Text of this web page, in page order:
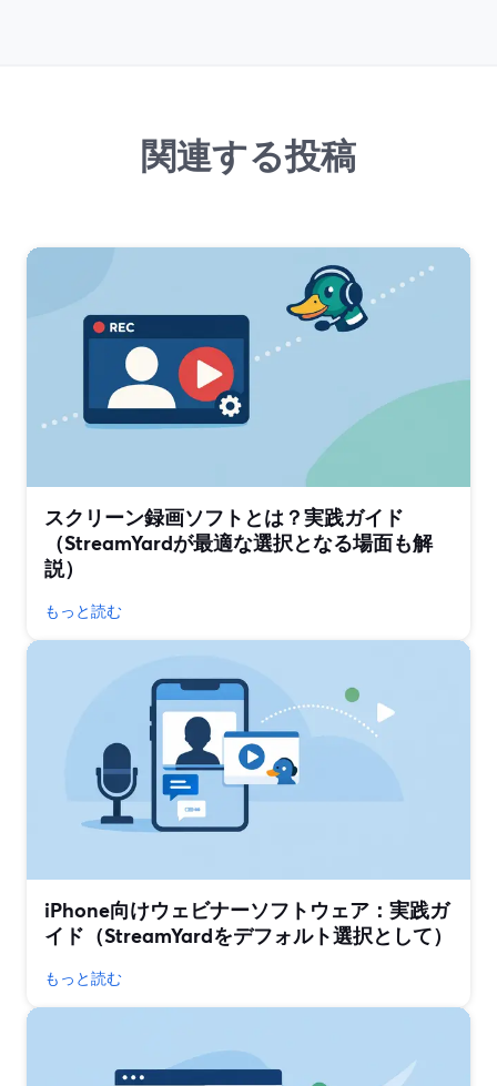
関連する投稿
スクリーン録画ソフトとは？実践ガイド
（StreamYardが最適な選択となる場面も解
説）
もっと読む
iPhone向けウェビナーソフトウェア：実践ガ
イド（StreamYardをデフォルト選択として）
もっと読む